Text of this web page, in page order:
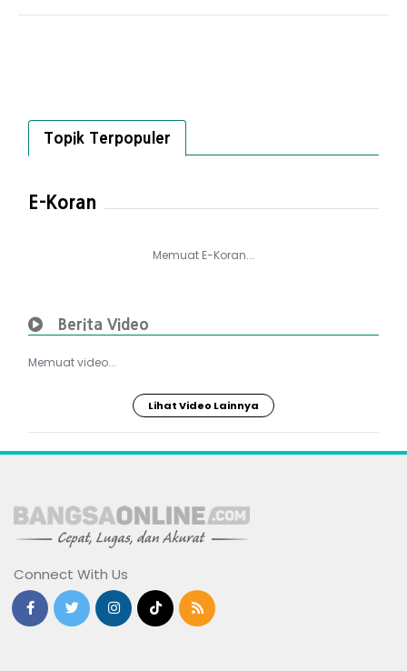
Topik Terpopuler
E-Koran
Memuat E-Koran...
Berita Video
Memuat video...
Lihat Video Lainnya
Connect With Us